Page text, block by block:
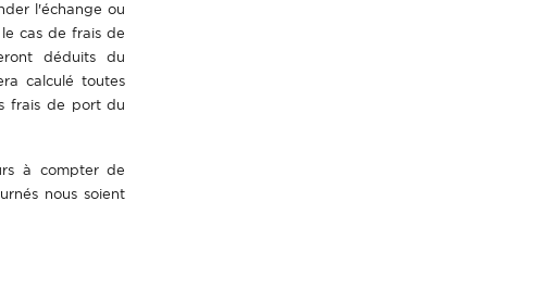
l'échange ou
cas de frais de
déduits du
calculé toutes
frais de port du
à compter de
nous soient